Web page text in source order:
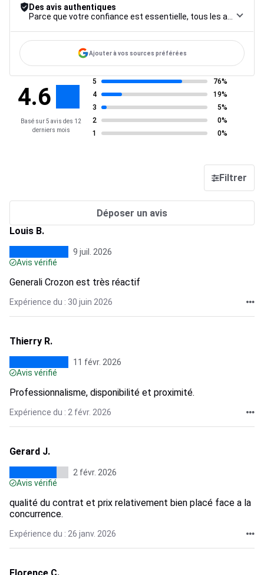
Des avis authentiques
Ajouter à vos sources préférées
4.6
Basé sur 5 avis des 12
derniers mois
5
76%
4
19%
3
5%
2
0%
1
0%
Filtrer
Déposer un avis
Louis B.
9 juil. 2026
Avis vérifié
Generali Crozon est très réactif
Expérience du : 30 juin 2026
Thierry R.
11 févr. 2026
Avis vérifié
Professionnalisme, disponibilité et proximité.
Expérience du : 2 févr. 2026
Gerard J.
2 févr. 2026
Avis vérifié
qualité du contrat et prix relativement bien placé face a la
concurrence.
Expérience du : 26 janv. 2026